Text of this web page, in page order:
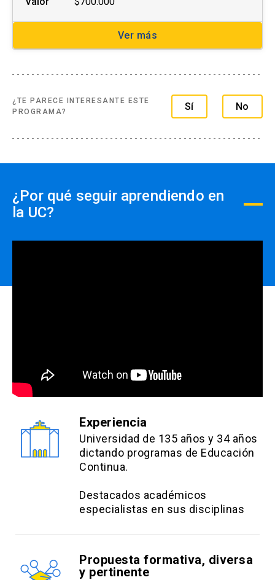
Ver más
¿TE PARECE INTERESANTE ESTE
PROGRAMA?
Sí No
¿Por qué seguir aprendiendo en
la UC?
Experiencia
Universidad de 135 años y 34 años
dictando programas de Educación
Continua.
Destacados académicos
especialistas en sus disciplinas
Propuesta formativa, diversa
y pertinente